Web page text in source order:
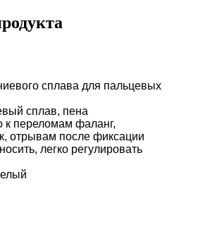
сплава для пальцевых
сплав, пена
переломам фаланг,
отрывам после фиксации
легко регулировать